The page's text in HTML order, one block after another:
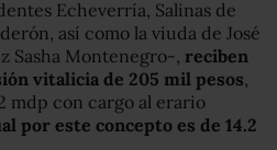
Echeverría, Salinas de
así como la viuda de José
Sasha Montenegro-, reciben
vitalicia de 205 mil pesos,
mdp con cargo al erario
por este concepto es de 14.2